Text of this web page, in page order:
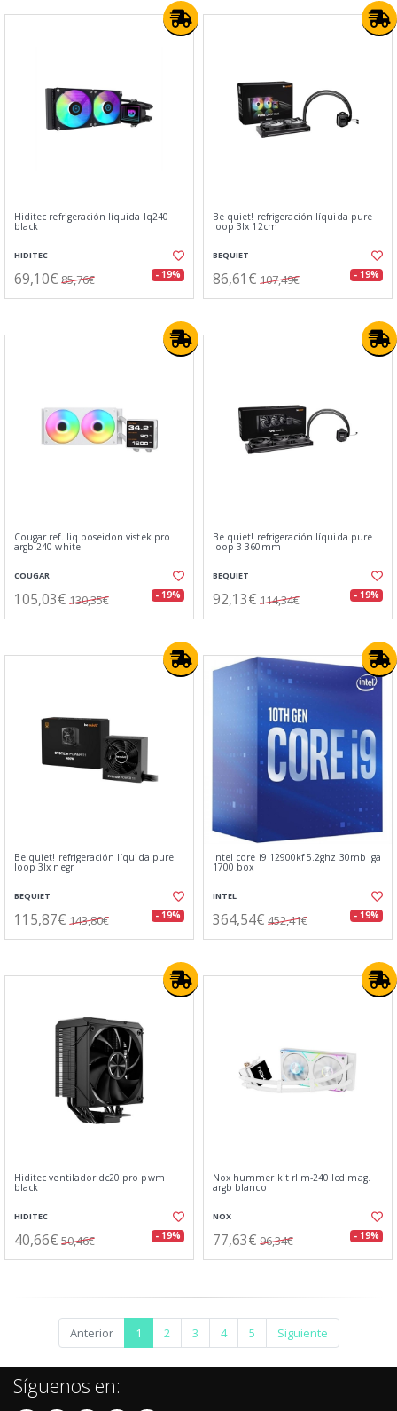
Hiditec refrigeración líquida lq240
black
HIDITEC
69,10€ 85,76€ - 19%
Be quiet! refrigeración líquida pure
loop 3lx 12cm
BEQUIET
86,61€ 107,49€ - 19%
Cougar ref. liq poseidon vistek pro
argb 240 white
COUGAR
105,03€ 130,35€ - 19%
Be quiet! refrigeración líquida pure
loop 3 360mm
BEQUIET
92,13€ 114,34€ - 19%
Be quiet! refrigeración líquida pure
loop 3lx negr
BEQUIET
115,87€ 143,80€ - 19%
Intel core i9 12900kf 5.2ghz 30mb lga
1700 box
INTEL
364,54€ 452,41€ - 19%
Hiditec ventilador dc20 pro pwm
black
HIDITEC
40,66€ 50,46€ - 19%
Nox hummer kit rl m-240 lcd mag.
argb blanco
NOX
77,63€ 96,34€ - 19%
Anterior 1 2 3 4 5 Siguiente
Síguenos en: